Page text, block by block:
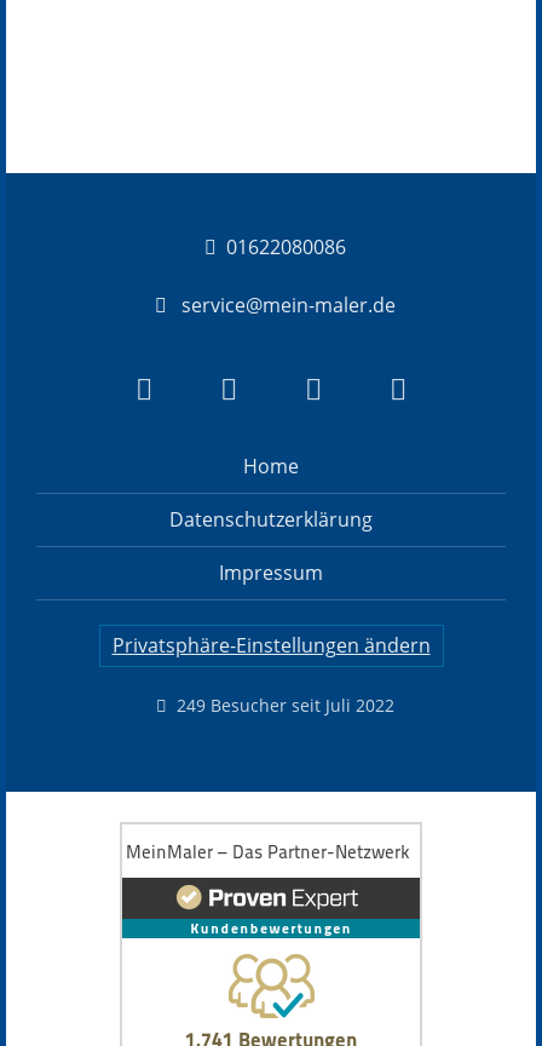
01622080086
service@mein-maler.de
Home
Datenschutzerklärung
Impressum
Privatsphäre-Einstellungen ändern
249 Besucher seit Juli 2022